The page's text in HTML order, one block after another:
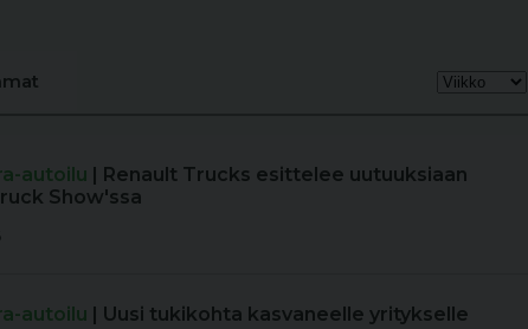
autoilu | Renault Trucks esittelee uutuuksiaan
Show'ssa
autoilu | Uusi tukikohta kasvaneelle yritykselle